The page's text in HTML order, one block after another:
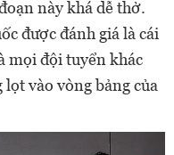
này khá dễ thở.
được đánh giá là cái
mọi đội tuyển khác
vào vòng bảng của